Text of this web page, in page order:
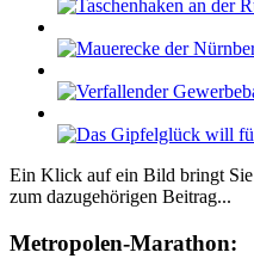
Ein Klick auf ein Bild bringt Sie
zum dazugehörigen Beitrag...
Me­tro­po­len-Ma­ra­thon: